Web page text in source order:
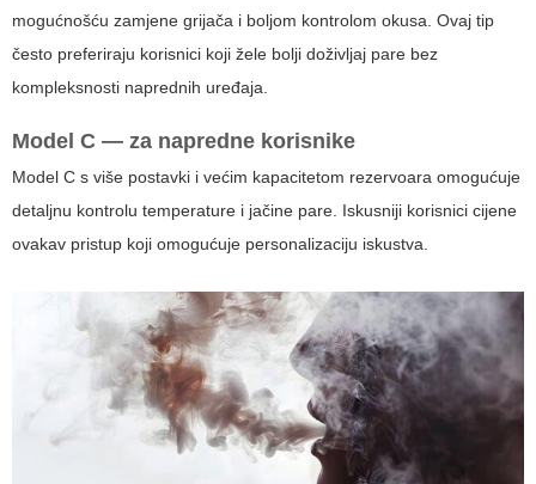
mogućnošću zamjene grijača i boljom kontrolom okusa. Ovaj tip
često preferiraju korisnici koji žele bolji doživljaj pare bez
kompleksnosti naprednih uređaja.
Model C — za napredne korisnike
Model C s više postavki i većim kapacitetom rezervoara omogućuje
detaljnu kontrolu temperature i jačine pare. Iskusniji korisnici cijene
ovakav pristup koji omogućuje personalizaciju iskustva.